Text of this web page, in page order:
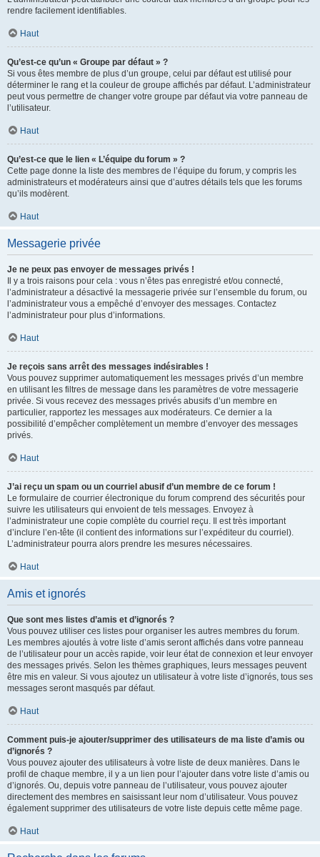
rendre facilement identifiables.
Haut
Qu’est-ce qu’un « Groupe par défaut » ?
Si vous êtes membre de plus d’un groupe, celui par défaut est utilisé pour
déterminer le rang et la couleur de groupe affichés par défaut. L’administrateur
peut vous permettre de changer votre groupe par défaut via votre panneau de
l’utilisateur.
Haut
Qu’est-ce que le lien « L’équipe du forum » ?
Cette page donne la liste des membres de l’équipe du forum, y compris les
administrateurs et modérateurs ainsi que d’autres détails tels que les forums
qu’ils modèrent.
Haut
Messagerie privée
Je ne peux pas envoyer de messages privés !
Il y a trois raisons pour cela : vous n’êtes pas enregistré et/ou connecté,
l’administrateur a désactivé la messagerie privée sur l’ensemble du forum, ou
l’administrateur vous a empêché d’envoyer des messages. Contactez
l’administrateur pour plus d’informations.
Haut
Je reçois sans arrêt des messages indésirables !
Vous pouvez supprimer automatiquement les messages privés d’un membre
en utilisant les filtres de message dans les paramètres de votre messagerie
privée. Si vous recevez des messages privés abusifs d’un membre en
particulier, rapportez les messages aux modérateurs. Ce dernier a la
possibilité d’empêcher complètement un membre d’envoyer des messages
privés.
Haut
J’ai reçu un spam ou un courriel abusif d’un membre de ce forum !
Le formulaire de courrier électronique du forum comprend des sécurités pour
suivre les utilisateurs qui envoient de tels messages. Envoyez à
l’administrateur une copie complète du courriel reçu. Il est très important
d’inclure l’en-tête (il contient des informations sur l’expéditeur du courriel).
L’administrateur pourra alors prendre les mesures nécessaires.
Haut
Amis et ignorés
Que sont mes listes d’amis et d’ignorés ?
Vous pouvez utiliser ces listes pour organiser les autres membres du forum.
Les membres ajoutés à votre liste d’amis seront affichés dans votre panneau
de l’utilisateur pour un accès rapide, voir leur état de connexion et leur envoyer
des messages privés. Selon les thèmes graphiques, leurs messages peuvent
être mis en valeur. Si vous ajoutez un utilisateur à votre liste d’ignorés, tous ses
messages seront masqués par défaut.
Haut
Comment puis-je ajouter/supprimer des utilisateurs de ma liste d’amis ou
d’ignorés ?
Vous pouvez ajouter des utilisateurs à votre liste de deux manières. Dans le
profil de chaque membre, il y a un lien pour l’ajouter dans votre liste d’amis ou
d’ignorés. Ou, depuis votre panneau de l’utilisateur, vous pouvez ajouter
directement des membres en saisissant leur nom d’utilisateur. Vous pouvez
également supprimer des utilisateurs de votre liste depuis cette même page.
Haut